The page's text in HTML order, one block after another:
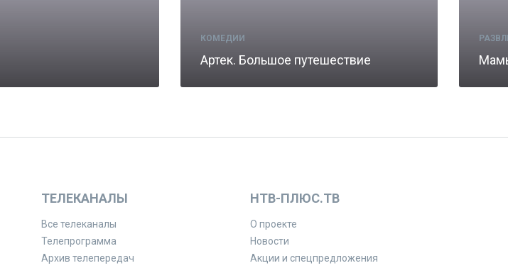
КОМЕДИИ
Артек. Большое путешествие
ТЕЛЕКАНАЛЫ
Все телеканалы
Телепрограмма
Архив телепередач
НТВ-ПЛЮС.ТВ
О проекте
Новости
Акции и спецпредложения